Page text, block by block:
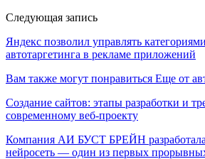
Следующая запись
Яндекс позволил управлять
автотаргетинга в рекламе приложений
Вам также могут понравиться Еще от
Создание сайтов: этапы разработки и
современному веб-проекту
Компания АИ БУСТ БРЕЙН
нейросеть — один из первых